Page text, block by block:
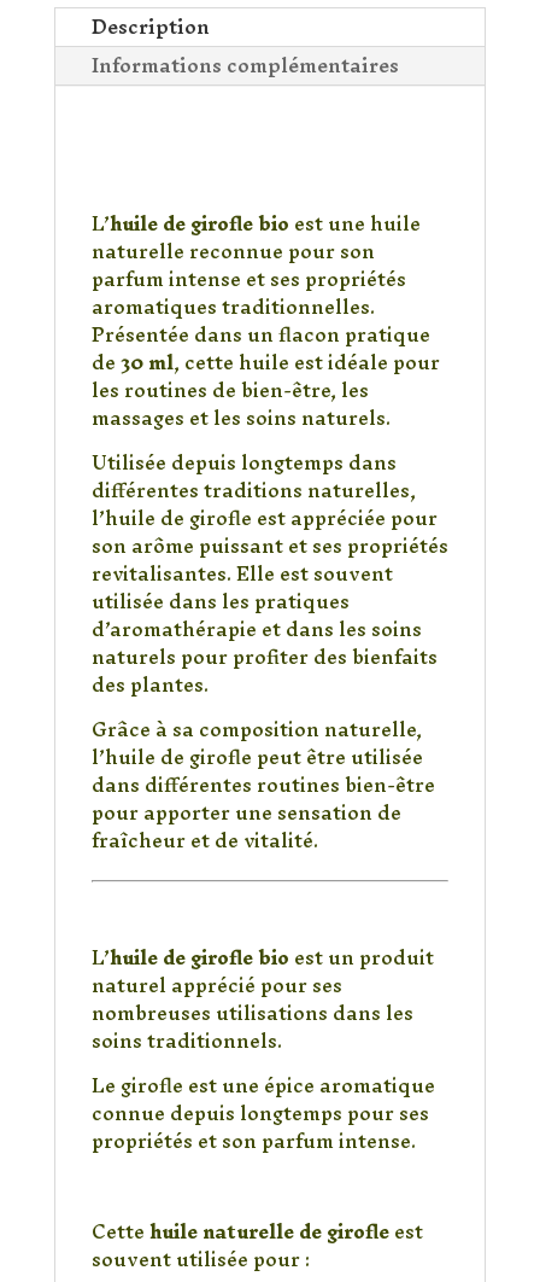
Bio
30
–
pour
Bien-
Massage
Description
Informations complémentaires
L’huile de girofle bioest une huile
naturelle reconnue pour son
parfum intense et ses propriétés
aromatiques traditionnelles.
Présentée dans un flacon pratique
de30 ml, cette huile est idéale pour
les routines de bien-être, les
massages et les soins naturels.
Utilisée depuis longtemps dans
différentes traditions naturelles,
l’huile de girofle est appréciée pour
son arôme puissant et ses propriétés
revitalisantes. Elle est souvent
utilisée dans les pratiques
d’aromathérapie et dans les soins
naturels pour profiter des bienfaits
des plantes.
Grâce à sa composition naturelle,
l’huile de girofle peut être utilisée
dans différentes routines bien-être
pour apporter une sensation de
fraîcheur et de vitalité.
Pourquoi choisir une
L’huile de girofle bioest un produit
naturel apprécié pour ses
nombreuses utilisations dans les
soins traditionnels.
Le girofle est une épice aromatique
connue depuis longtemps pour ses
propriétés et son parfum intense.
Cettehuile naturelle de girofleest
souvent utilisée pour :